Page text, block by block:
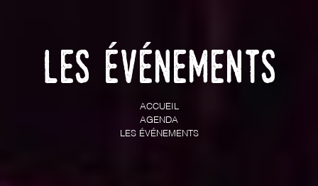
Les événements
ACCUEIL
AGENDA
LES ÉVÉNEMENTS